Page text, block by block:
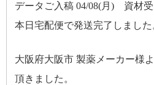
データご入稿 04/08(月) 資材受
本日宅配便で発送完了しました
大阪府大阪市 製薬メーカー様
頂きました。